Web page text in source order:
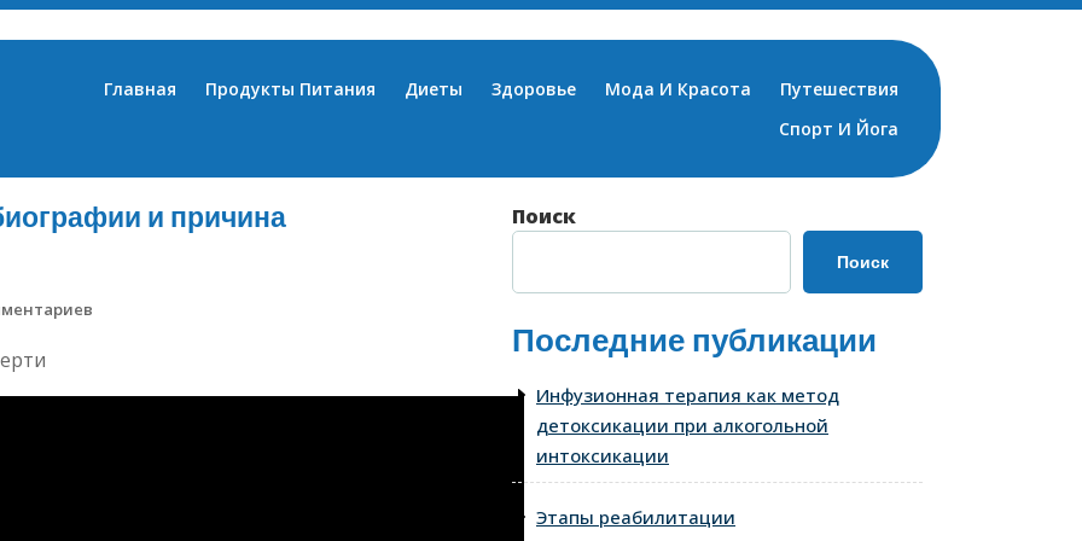
Главная Продукты Питания Диеты Здоровье Мода И Красота
Путешествия
Спорт И Йога
и причина Поиск
Поиск
Последние публикации
Инфузионная терапия как метод
детоксикации при алкогольной
интоксикации
Этапы реабилитации